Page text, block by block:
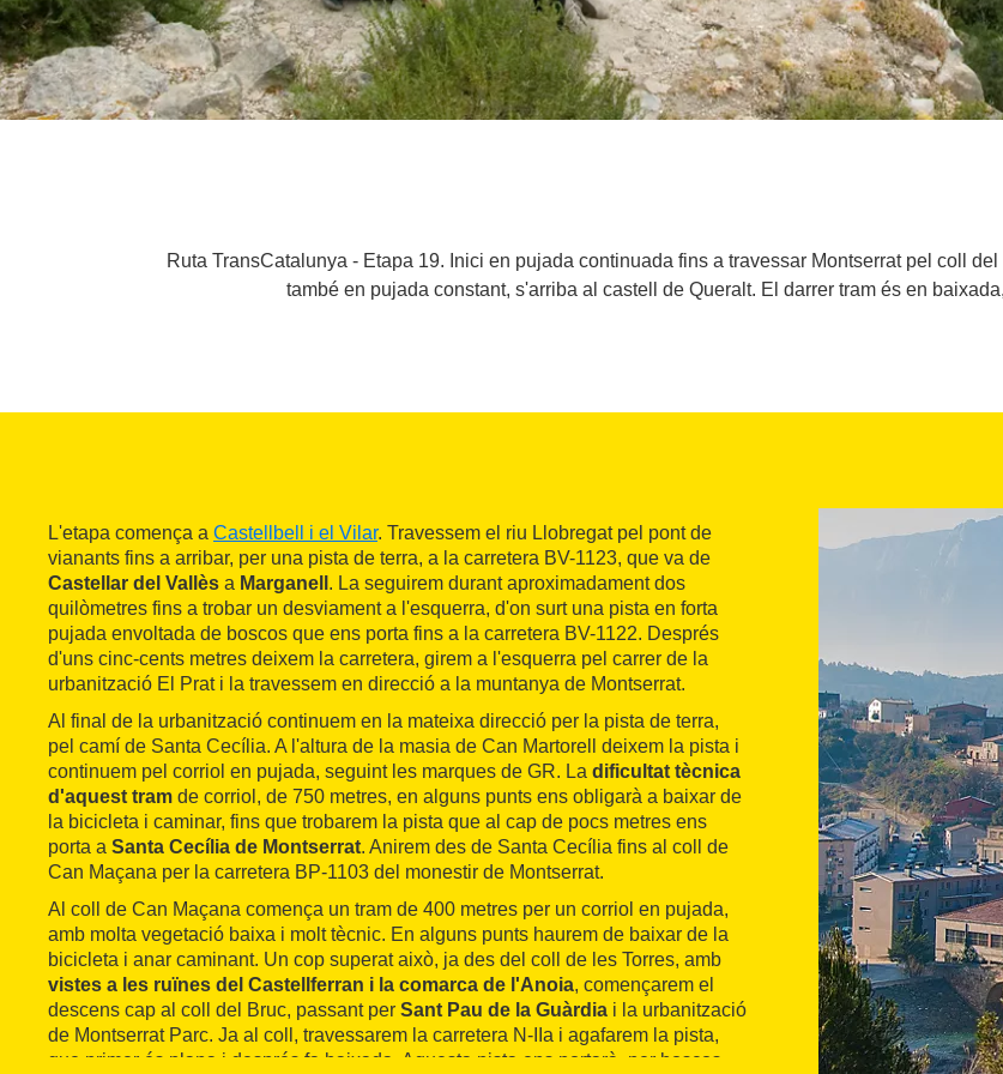
Ruta TransCatalunya - Etapa 19. Inici en pujada continuada fins a travessar Montserrat pel coll
també en pujada constant, s'arriba al castell de Queralt. El darrer tram és en
L'etapa comença a Castellbell i el Vilar. Travessem el riu Llobregat pel pont de
vianants fins a arribar, per una pista de terra, a la carretera BV-1123, que va de
Castellar del Vallès a Marganell . La seguirem durant aproximadament dos
quilòmetres fins a trobar un desviament a l'esquerra, d'on surt una pista en forta
pujada envoltada de boscos que ens porta fins a la carretera BV-1122. Després
d'uns cinc-cents metres deixem la carretera, girem a l'esquerra pel carrer de la
urbanització El Prat i la travessem en direcció a la muntanya de Montserrat.
Al final de la urbanització continuem en la mateixa direcció per la pista de terra,
pel camí de Santa Cecília. A l'altura de la masia de Can Martorell deixem la pista i
continuem pel corriol en pujada, seguint les marques de GR. La dificultat tècnica
d'aquest tram de corriol, de 750 metres, en alguns punts ens obligarà a baixar de
la bicicleta i caminar, fins que trobarem la pista que al cap de pocs metres ens
porta a Santa Cecília de Montserrat. Anirem des de Santa Cecília fins al coll de
Can Maçana per la carretera BP-1103 del monestir de Montserrat.
Al coll de Can Maçana comença un tram de 400 metres per un corriol en pujada,
amb molta vegetació baixa i molt tècnic. En alguns punts haurem de baixar de la
bicicleta i anar caminant. Un cop superat això, ja des del coll de les Torres, amb
vistes a les ruïnes del Castellferran i la comarca de l'Anoia, començarem el
descens cap al coll del Bruc, passant per Sant Pau de la Guàrdia i la urbanització
de Montserrat Parc. Ja al coll, travessarem la carretera N-IIa i agafarem la pista,
que primer és plana i després fa baixada. Aquesta pista ens portarà, per boscos